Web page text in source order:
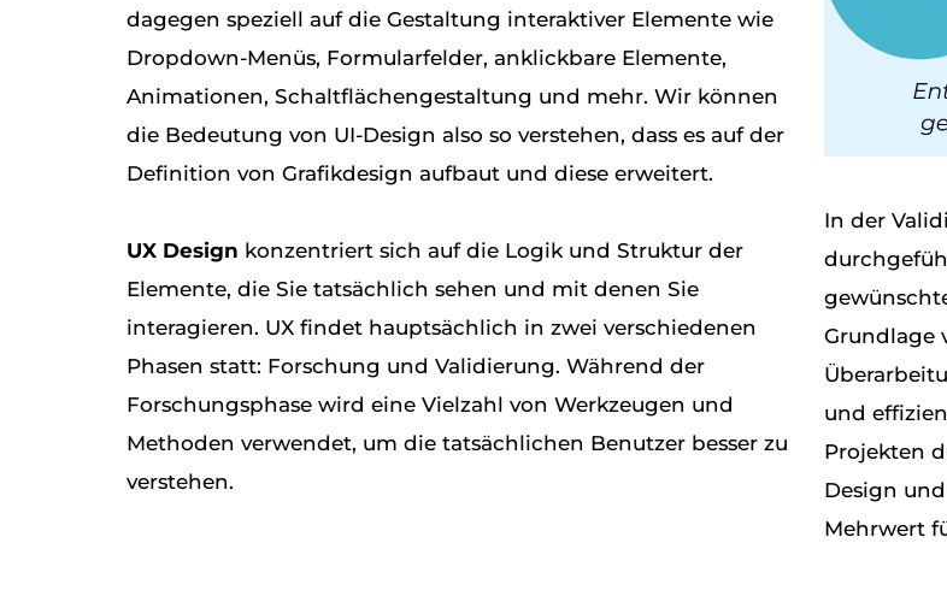
dagegen speziell auf die Gestaltung interaktiver Elemente wie
Dropdown-Menüs, Formularfelder, anklickbare Elemente,
Animationen, Schaltflächengestaltung und mehr. Wir können
die Bedeutung von UI-Design also so verstehen, dass es auf der
Definition von Grafikdesign aufbaut und diese erweitert.
UX Design konzentriert sich auf die Logik und Struktur der
Elemente, die Sie tatsächlich sehen und mit denen Sie
interagieren. UX findet hauptsächlich in zwei verschiedenen
Phasen statt: Forschung und Validierung. Während der
Forschungsphase wird eine Vielzahl von Werkzeugen und
Methoden verwendet, um die tatsächlichen Benutzer besser zu
verstehen.
In der
Grundlage
und
Projekten
Design
Mehrwert